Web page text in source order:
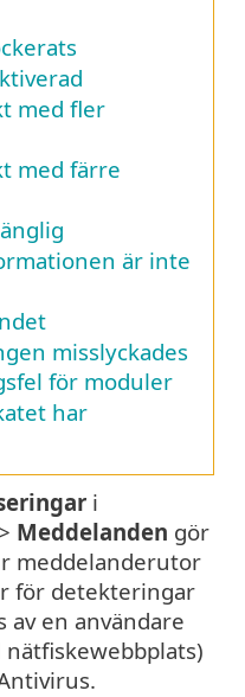
med fler
med färre
är inte
misslyckades
för moduler
har
i
> Meddelanden gör
meddelanderutor
för detekteringar
av en användare